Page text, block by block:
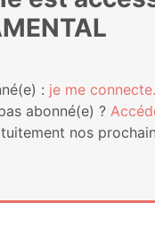
: je me connecte.
abonné(e) ?
nos